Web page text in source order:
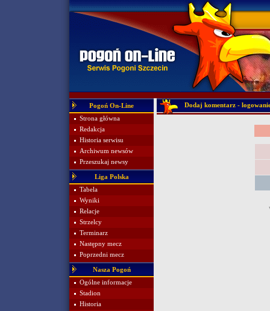
Pogoń On-Line
Strona główna
Redakcja
Historia serwisu
Archiwum newsów
Przeszukaj newsy
Liga Polska
Tabela
Wyniki
Relacje
Strzelcy
Terminarz
Następny mecz
Poprzedni mecz
Nasza Pogoń
Ogólne informacje
Stadion
Historia
Dodaj komentarz -